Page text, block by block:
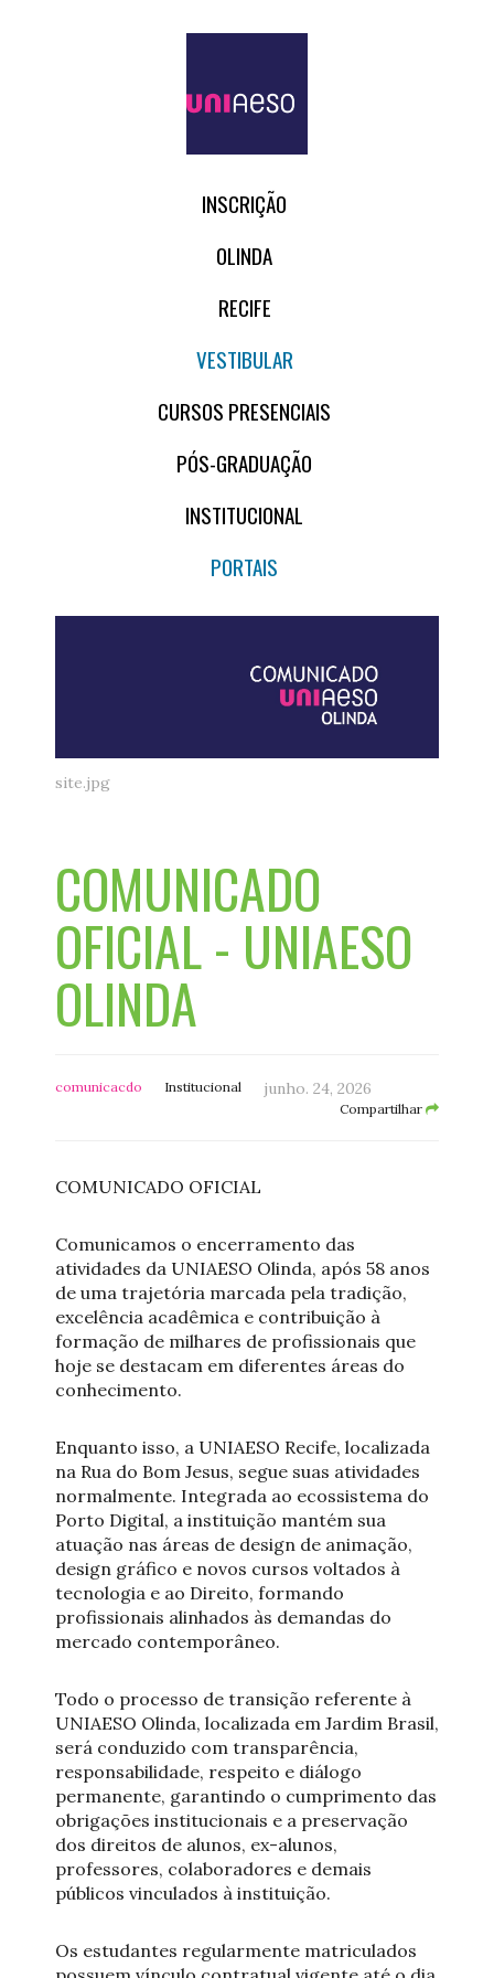
INSCRIÇÃO
OLINDA
RECIFE
VESTIBULAR
CURSOS PRESENCIAIS
PÓS-GRADUAÇÃO
INSTITUCIONAL
PORTAIS
site.jpg
COMUNICADO
OFICIAL - UNIAESO
OLINDA
comunicacdo Institucional junho. 24, 2026
Compartilhar
COMUNICADO OFICIAL
Comunicamos o encerramento das
atividades da UNIAESO Olinda, após 58 anos
de uma trajetória marcada pela tradição,
excelência acadêmica e contribuição à
formação de milhares de profissionais que
hoje se destacam em diferentes áreas do
conhecimento.
Enquanto isso, a UNIAESO Recife, localizada
na Rua do Bom Jesus, segue suas atividades
normalmente. Integrada ao ecossistema do
Porto Digital, a instituição mantém sua
atuação nas áreas de design de animação,
design gráfico e novos cursos voltados à
tecnologia e ao Direito, formando
profissionais alinhados às demandas do
mercado contemporâneo.
Todo o processo de transição referente à
UNIAESO Olinda, localizada em Jardim Brasil,
será conduzido com transparência,
responsabilidade, respeito e diálogo
permanente, garantindo o cumprimento das
obrigações institucionais e a preservação
dos direitos de alunos, ex-alunos,
professores, colaboradores e demais
públicos vinculados à instituição.
Os estudantes regularmente matriculados